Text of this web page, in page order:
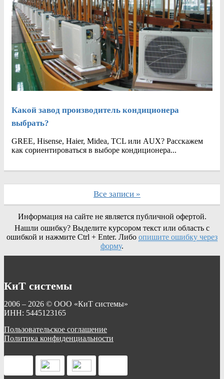
Какой завод производитель кондиционера
выбрать?
GREE, Hisense, Haier, Midea, TCL или AUX? Расскажем
как сориентироваться в выборе кондиционера...
Все записи »
Информация на сайте не является публичной офертой.
Нашли ошибку? Выделите курсором текст или область с
ошибкой и нажмите Ctrl + Enter. Либо опишите ошибку через
форму.
КиТ системы
2006 – 2026 © ООО «КиТ системы»
ИНН: 5445123165
Пользовательское соглашение
Политика конфиденциальности